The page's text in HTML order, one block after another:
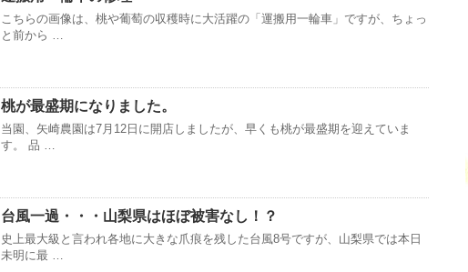
こちらの画像は、桃や葡萄の収穫時に大活躍の「運搬用一輪車」ですが、ちょっ
と前から …
桃が最盛期になりました。
当園、矢崎農園は7月12日に開店しましたが、早くも桃が最盛期を迎えていま
す。 品 …
台風一過・・・山梨県はほぼ被害なし！？
史上最大級と言われ各地に大きな爪痕を残した台風8号ですが、山梨県では本日
未明に最 …